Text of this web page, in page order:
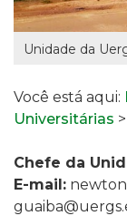
Unidade da
Você está aqui:
Universitárias
Chefe da
E-mail: